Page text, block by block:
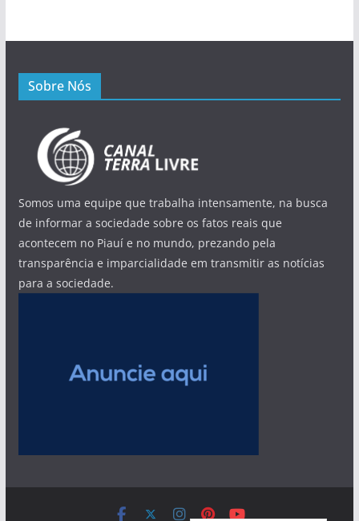
Sobre Nós
Somos uma equipe que trabalha intensamente, na busca
de informar a sociedade sobre os fatos reais que
acontecem no Piauí e no mundo, prezando pela
transparência e imparcialidade em transmitir as notícias
para a sociedade.